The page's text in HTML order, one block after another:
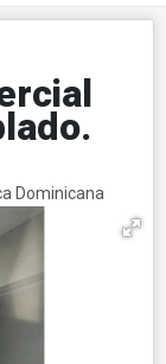
Dominicana